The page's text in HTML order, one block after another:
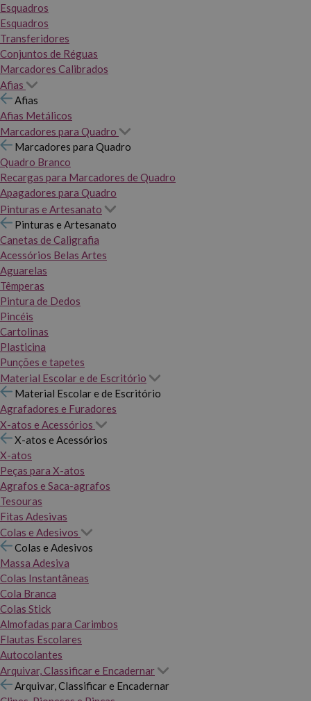
Esquadros
Esquadros
Transferidores
Conjuntos de Réguas
Marcadores Calibrados
Afias
Afias
Afias Metálicos
Marcadores para Quadro
Marcadores para Quadro
Quadro Branco
Recargas para Marcadores de Quadro
Apagadores para Quadro
Pinturas e Artesanato
Pinturas e Artesanato
Canetas de Caligrafia
Acessórios Belas Artes
Aguarelas
Têmperas
Pintura de Dedos
Pincéis
Cartolinas
Plasticina
Punções e tapetes
Material Escolar e de Escritório
Material Escolar e de Escritório
Agrafadores e Furadores
X-atos e Acessórios
X-atos e Acessórios
X-atos
Peças para X-atos
Agrafos e Saca-agrafos
Tesouras
Fitas Adesivas
Colas e Adesivos
Colas e Adesivos
Massa Adesiva
Colas Instantâneas
Cola Branca
Colas Stick
Almofadas para Carimbos
Flautas Escolares
Autocolantes
Arquivar, Classificar e Encadernar
Arquivar, Classificar e Encadernar